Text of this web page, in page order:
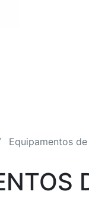
Equipamentos